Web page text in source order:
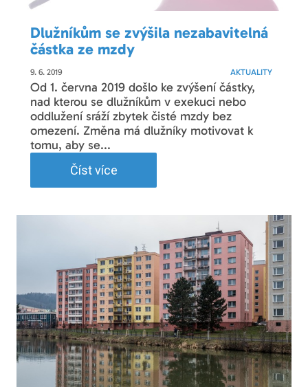
Dlužníkům se zvýšila nezabavitelná
částka ze mzdy
9. 6. 2019 AKTUALITY
Od 1. června 2019 došlo ke zvýšení částky,
nad kterou se dlužníkům v exekuci nebo
oddlužení sráží zbytek čisté mzdy bez
omezení. Změna má dlužníky motivovat k
tomu, aby se...
Číst více